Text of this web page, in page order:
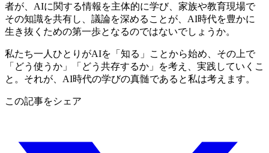
者が、AIに関する情報を主体的に学び、家族や教育現場で
その知識を共有し、議論を深めることが、AI時代を豊かに
生き抜くための第一歩となるのではないでしょうか。
私たち一人ひとりがAIを「知る」ことから始め、その上で
「どう使うか」「どう共存するか」を考え、実践していくこ
と。それが、AI時代の学びの真髄であると私は考えます。
この記事をシェア